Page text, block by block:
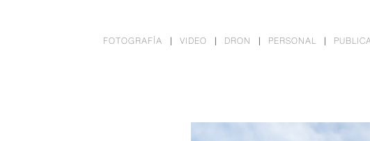
FOTOGRAFÍA VIDEO DRON PERSONAL